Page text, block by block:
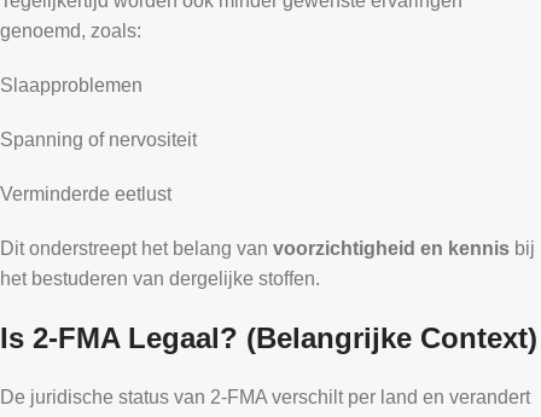
genoemd, zoals:
Slaapproblemen
Spanning of nervositeit
Verminderde eetlust
Dit onderstreept het belang van voorzichtigheid en kennis bij
het bestuderen van dergelijke stoffen.
Is 2-FMA Legaal? (Belangrijke Context)
De juridische status van 2-FMA verschilt per land en verandert